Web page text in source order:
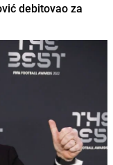
debitovao za